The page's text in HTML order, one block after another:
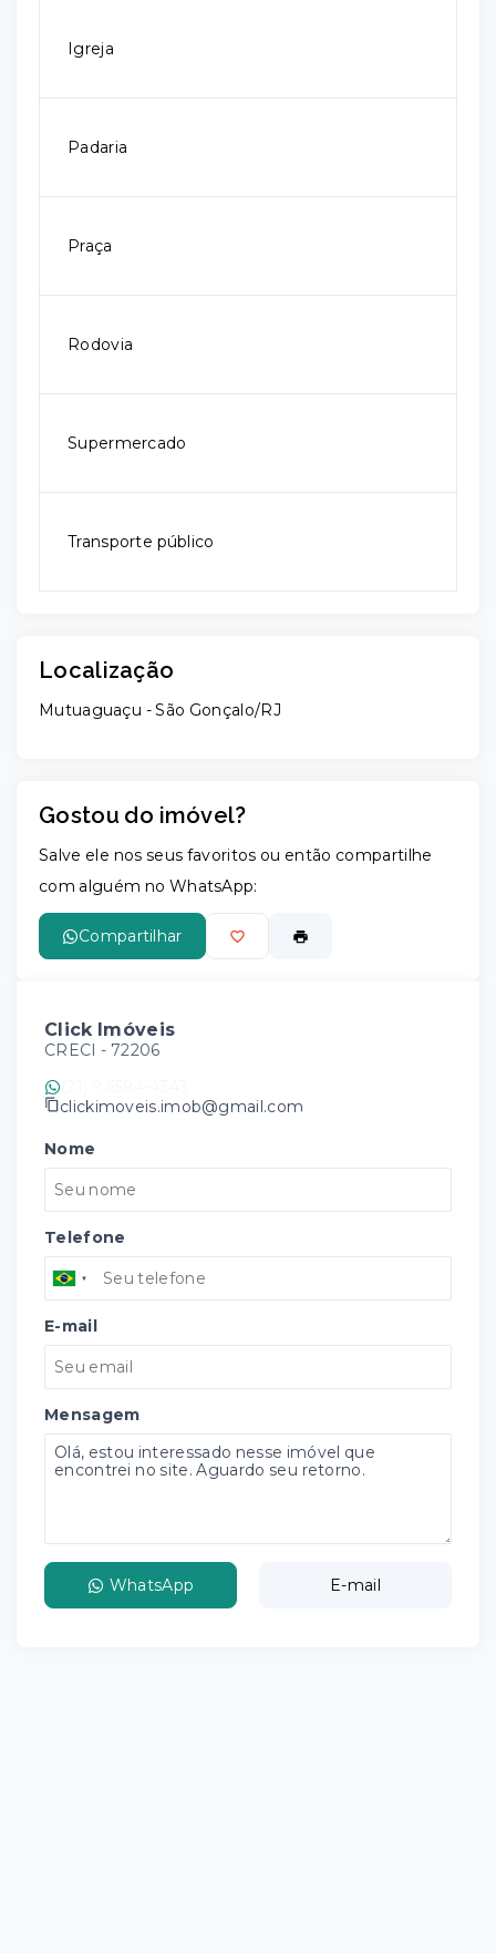
Igreja
Padaria
Praça
Rodovia
Supermercado
Transporte público
Localização
Mutuaguaçu - São Gonçalo/RJ
Gostou do imóvel?
Salve ele nos seus favoritos ou então compartilhe
com alguém no WhatsApp:
Compartilhar
Click Imóveis
CRECI - 72206
clickimoveis.imob@gmail.com
Nome
Telefone
E-mail
Mensagem
WhatsApp E-mail